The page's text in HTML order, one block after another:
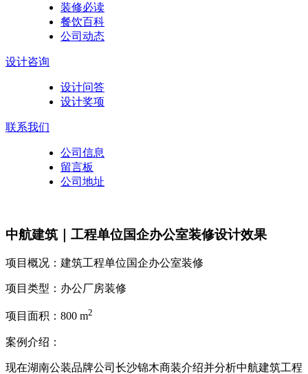
装修必读
餐饮百科
公司动态
设计咨询
设计问答
设计奖项
联系我们
公司信息
留言板
公司地址
中航建筑｜工程单位国企办公室装修设计效果
项目概况：建筑工程单位国企办公室装修
项目类型： 办公厂房装修
项目面积： 800 m2
案例介绍：
现在湖南公装品牌公司长沙锦木商装介绍并分析中航建筑工程